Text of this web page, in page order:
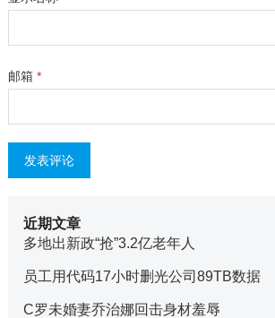
邮箱 *
近期文章
多地出新政“抢”3.2亿老年人
员工用代码17小时删光公司89TB数据
C罗未婚妻乔治娜回击身材羞辱